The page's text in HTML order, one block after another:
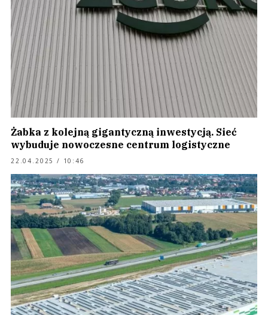
Żabka z kolejną gigantyczną inwestycją. Sieć
wybuduje nowoczesne centrum logistyczne
22.04.2025 / 10:46